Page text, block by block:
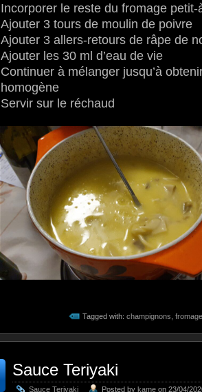
Incorporer le reste du fromage petit-
Ajouter 3 tours de moulin de poivre
Ajouter 3 allers-retours de râpe de
Ajouter les 30 ml d’eau de vie
Continuer à mélanger jusqu’à
homogène
Servir sur le réchaud
Tagged with: champignons fromage
Sauce Teriyaki
Sauce Teriyaki Posted by kame on 23/04/